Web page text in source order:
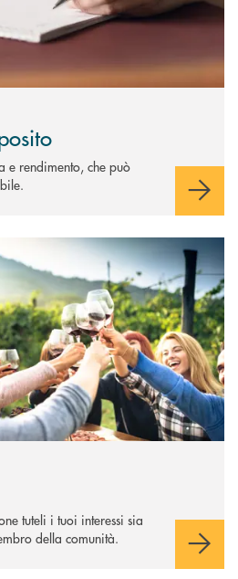
e rendimento, che può
tuteli i tuoi interessi sia
della comunità.